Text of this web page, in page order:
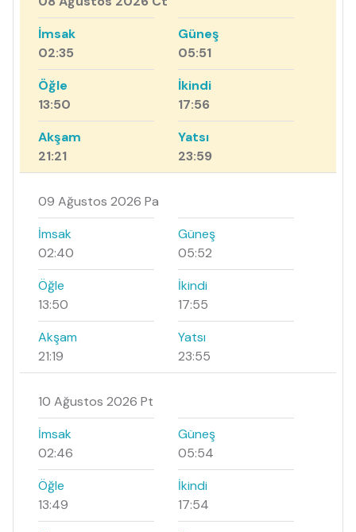
İmsak
02:35
Güneş
05:51
Öğle
13:50
İkindi
17:56
Akşam
21:21
Yatsı
23:59
09 Ağustos 2026 Pa
İmsak
02:40
Güneş
05:52
Öğle
13:50
İkindi
17:55
Akşam
21:19
Yatsı
23:55
10 Ağustos 2026 Pt
İmsak
02:46
Güneş
05:54
Öğle
13:49
İkindi
17:54